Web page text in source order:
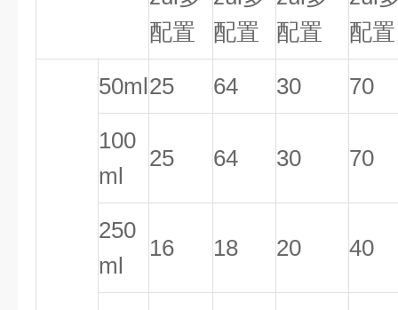
配置
配置
配置
配置
50ml25 64 30 70
100
ml
25 64 30 70
250
ml
16 18 20 40